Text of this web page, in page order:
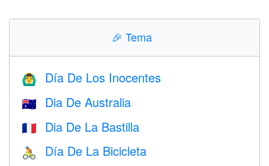
🎉 Tema
🙆‍♂️ Día De Los Inocentes
🇦🇺 Dia De Australia
🇫🇷 Dia De La Bastilla
🚴 Día De La Bicicleta